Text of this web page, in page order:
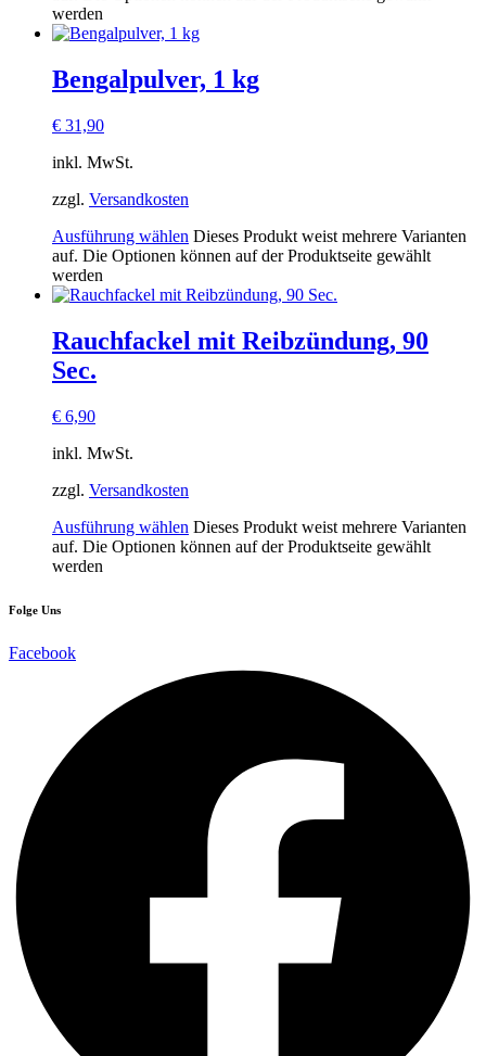
werden
Bengalpulver, 1 kg
€ 31,90
inkl. MwSt.
zzgl. Versandkosten
Ausführung wählen Dieses Produkt weist mehrere Varianten
auf. Die Optionen können auf der Produktseite gewählt
werden
Rauchfackel mit Reibzündung, 90
Sec.
€ 6,90
inkl. MwSt.
zzgl. Versandkosten
Ausführung wählen Dieses Produkt weist mehrere Varianten
auf. Die Optionen können auf der Produktseite gewählt
werden
Folge Uns
Facebook